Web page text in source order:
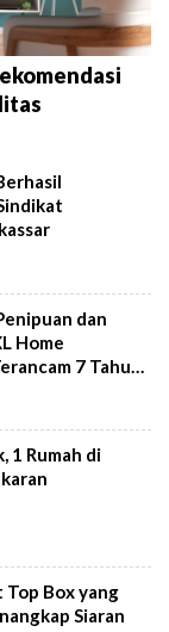
dan
Home
7 Tahun
1 Rumah di
Top Box yang
Siaran